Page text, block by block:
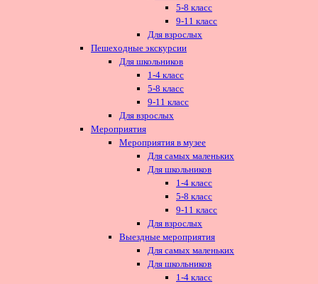
5-8 класс
9-11 класс
Для взрослых
Пешеходные экскурсии
Для школьников
1-4 класс
5-8 класс
9-11 класс
Для взрослых
Мероприятия
Мероприятия в музее
Для самых маленьких
Для школьников
1-4 класс
5-8 класс
9-11 класс
Для взрослых
Выездные мероприятия
Для самых маленьких
Для школьников
1-4 класс